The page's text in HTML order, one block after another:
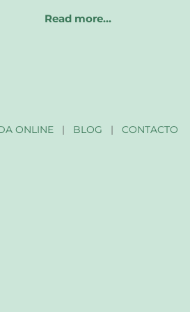
Read more…
ONLINE | BLOG | CONTACTO